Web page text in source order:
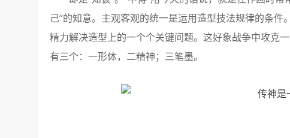
己”的知意。主观客观的统一是运用造型技法规律的条
精力解决造型上的一个个关键问题。这好象战争中攻克
有三个：一形体，二精神；三笔墨。